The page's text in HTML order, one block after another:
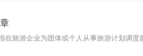
在旅游企业为团体或个人从事旅游计划调度